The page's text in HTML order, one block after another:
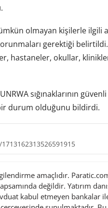
olmayan kişilerle ilgili
gerektiği
hastaneler, okullar,
sığınaklarının
durum olduğunu bildirdi.
amaçlıdır.
değildir. Yatırım
kabul etmeyen bankalar